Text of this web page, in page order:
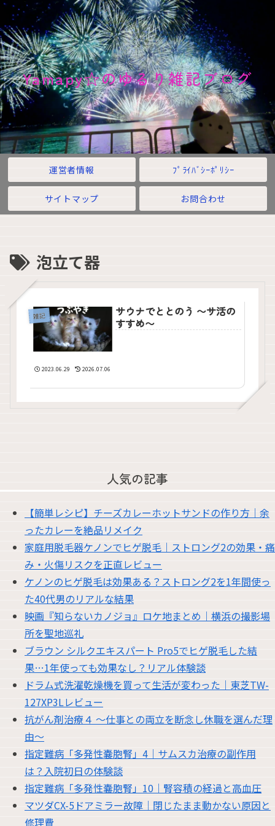
Yamapy☆のゆるり雑記ブログ
運営者情報 ﾌﾟﾗｲﾊﾞｼｰﾎﾟﾘｼｰ
サイトマップ お問合わせ
泡立て器
雑記
サウナでととのう 〜サ活の
すすめ〜
2023.06.29 2026.07.06
人気の記事
【簡単レシピ】チーズカレーホットサンドの作り方｜余
ったカレーを絶品リメイク
家庭用脱毛器ケノンでヒゲ脱毛｜ストロング2の効果・痛
み・火傷リスクを正直レビュー
ケノンのヒゲ脱毛は効果ある？ストロング2を1年間使っ
た40代男のリアルな結果
映画『知らないカノジョ』ロケ地まとめ｜横浜の撮影場
所を聖地巡礼
ブラウン シルクエキスパート Pro5でヒゲ脱毛した結
果…1年使っても効果なし？リアル体験談
ドラム式洗濯乾燥機を買って生活が変わった｜東芝TW-
127XP3Lレビュー
抗がん剤治療４ 〜仕事との両立を断念し休職を選んだ理
由〜
指定難病「多発性嚢胞腎」4｜サムスカ治療の副作用
は？入院初日の体験談
指定難病「多発性嚢胞腎」10｜腎容積の経過と高血圧
マツダCX-5ドアミラー故障｜閉じたまま動かない原因と
修理費